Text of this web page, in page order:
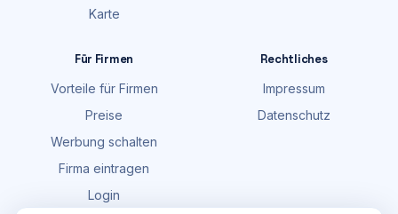
Karte
Für Firmen
Vorteile für Firmen
Preise
Werbung schalten
Firma eintragen
Login
Rechtliches
Impressum
Datenschutz